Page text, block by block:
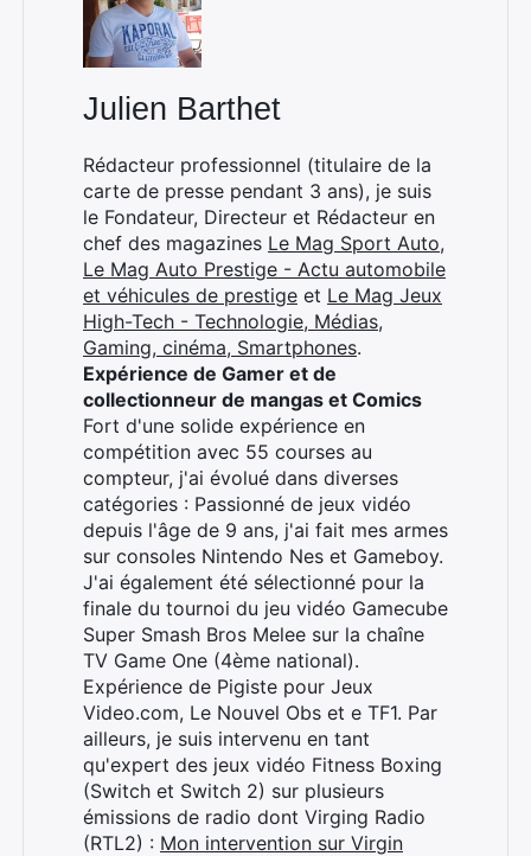
Julien Barthet
Rédacteur professionnel (titulaire de la
carte de presse pendant 3 ans), je suis
le Fondateur, Directeur et Rédacteur en
chef des magazines Le Mag Sport Auto,
Le Mag Auto Prestige - Actu automobile
et véhicules de prestige et Le Mag Jeux
High-Tech - Technologie, Médias,
Gaming, cinéma, Smartphones.
Expérience de Gamer et de
collectionneur de mangas et Comics
Fort d'une solide expérience en
compétition avec 55 courses au
compteur, j'ai évolué dans diverses
catégories : Passionné de jeux vidéo
depuis l'âge de 9 ans, j'ai fait mes armes
sur consoles Nintendo Nes et Gameboy.
J'ai également été sélectionné pour la
finale du tournoi du jeu vidéo Gamecube
Super Smash Bros Melee sur la chaîne
TV Game One (4ème national).
Expérience de Pigiste pour Jeux
Video.com, Le Nouvel Obs et e TF1. Par
ailleurs, je suis intervenu en tant
qu'expert des jeux vidéo Fitness Boxing
(Switch et Switch 2) sur plusieurs
émissions de radio dont Virging Radio
(RTL2) : Mon intervention sur Virgin
Rechercher